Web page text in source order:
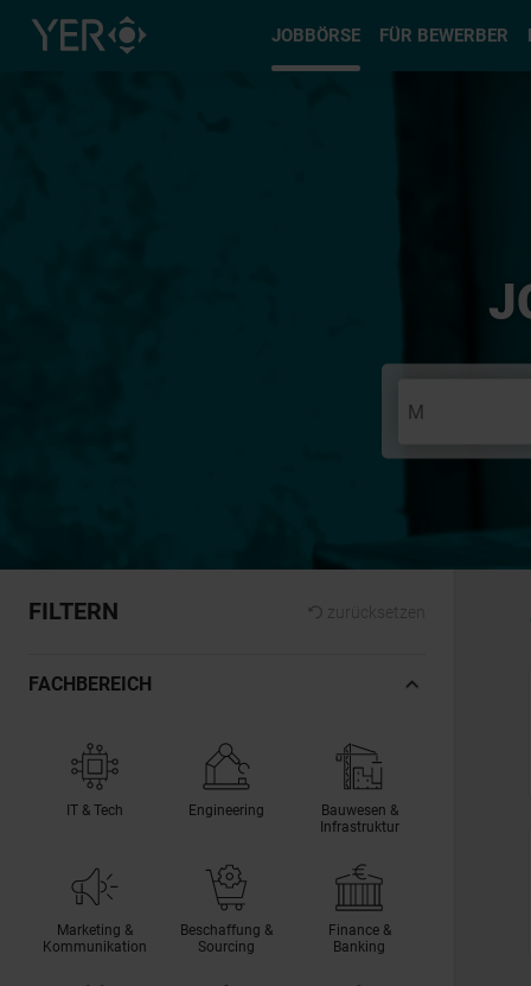
JOBBÖRSE FÜR BEWERBER
Typ
FILTERN zurücksetzen
FACHBEREICH
IT & Tech Engineering
Bauwesen &
Infrastruktur
Marketing &
Kommunikation
Beschaffung &
Sourcing
Finance &
Banking